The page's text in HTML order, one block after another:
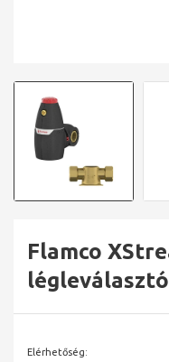
Flamco
Elérhetőség: